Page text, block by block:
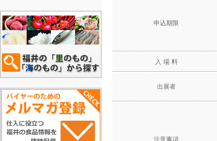
申込期限
入 場 料
出展者
注意事項